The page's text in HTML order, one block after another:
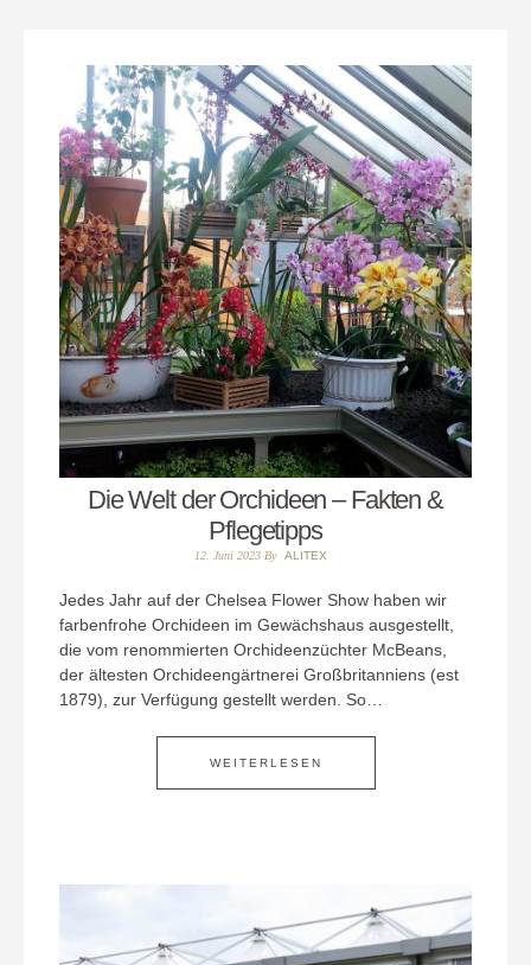
Die Welt der Orchideen – Fakten &
Pflegetipps
12. Juni 2023 By ALITEX
Jedes Jahr auf der Chelsea Flower Show haben wir
farbenfrohe Orchideen im Gewächshaus ausgestellt,
die vom renommierten Orchideenzüchter McBeans,
der ältesten Orchideengärtnerei Großbritanniens (est
1879), zur Verfügung gestellt werden. So…
WEITERLESEN